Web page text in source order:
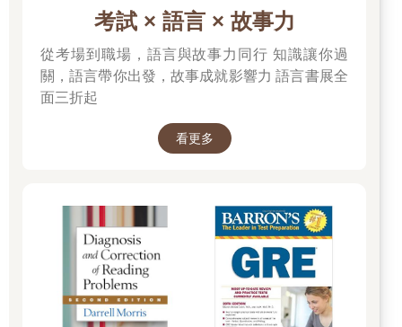
考試 × 語言 × 故事力
從考場到職場，語言與故事力同行 知識讓你過
關，語言帶你出發，故事成就影響力 語言書展全
面三折起
看更多